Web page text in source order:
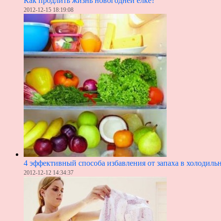
2012-12-15 18:19:08
4 эффективный способа избавления от запаха в
2012-12-12 14:34:37